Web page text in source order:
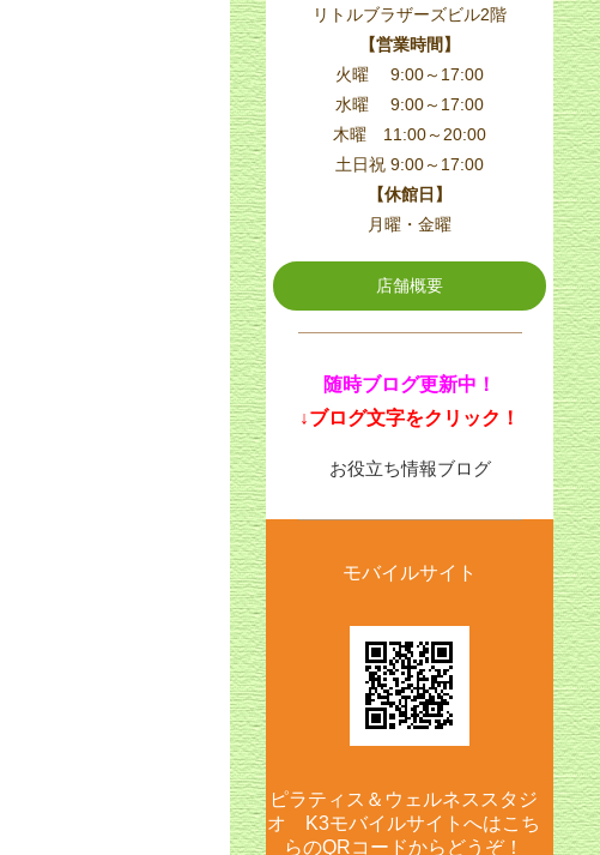
リトルブラザーズビル2階
【営業時間】
火曜 9:00～17:00
水曜 9:00～17:00
木曜 11:00～20:00
土日祝 9:00～17:00
【休館日】
月曜・金曜
店舗概要
随時ブログ更新中！
​↓ブログ文字をクリック！
お役立ち情報ブログ
モバイルサイト
ピラティス＆ウェルネススタジ
オ K3モバイルサイトへはこち
らのQRコードからどうぞ！